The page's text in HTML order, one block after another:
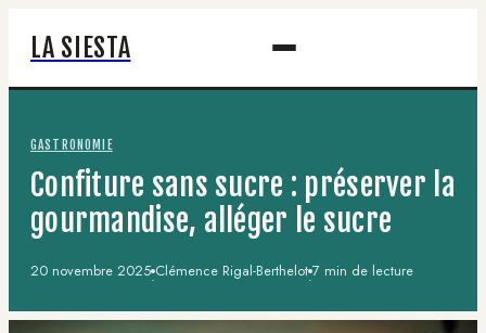
LA SIESTA
GASTRONOMIE
Confiture sans sucre : préserver la
gourmandise, alléger le sucre
20 novembre 2025·Clémence Rigal-Berthelot·7 min de lecture